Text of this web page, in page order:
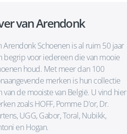
van Arendonk
Arendonk Schoenen is al ruim 50 jaar
begrip voor iedereen die van mooie
houd. Met meer dan 100
merken is hun collectie
van de mooiste van België. U vind hier
zoals HOFF, Pomme D'or, Dr.
UGG, Gabor, Toral, Nubikk,
en Hogan.